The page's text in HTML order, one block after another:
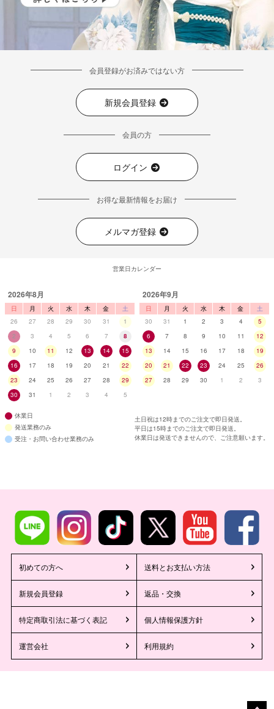
会員登録がお済みではない方
新規会員登録
会員の方
ログイン
お得な最新情報をお届け
メルマガ登録
営業日カレンダー
2026年8月
日 月 火 水 木 金
土
26
27 28 29 30 31
1
2
3 4 5 6 7
8
9
10 11 12 13 14
15
16
17 18 19 20 21
22
23
24 25 26 27 28
29
30
31 1 2 3 4 5
2026年9月
日 月 火 水 木 金
土
30
31 1 2 3 4
5
6
7 8 9 10 11
12
13
14 15 16 17 18
19
20
21 22 23 24 25
26
27
28 29 30 1 2 3
休業日
発送業務のみ
受注・お問い合わせ業務のみ
土日祝は12時までのご注文で即日発送。
平日は15時までのご注文で即日発送。
休業日は発送できませんので、ご注意願います。
初めての方へ 送料とお支払い方法
新規会員登録 返品・交換
特定商取引法に基づく表記 個人情報保護方針
運営会社 利用規約